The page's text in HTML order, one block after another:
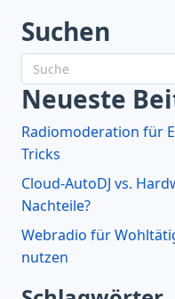
Suchen
Neueste
Radiomoderation für
Tricks
Cloud-AutoDJ vs.
Nachteile?
Webradio für
nutzen